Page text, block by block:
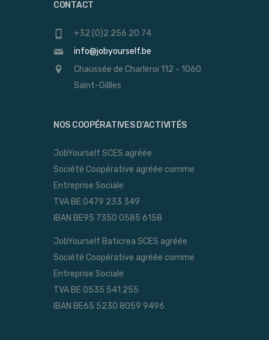
CONTACT
+32 (0)2 256 20 74
info@jobyourself.be
Chaussée de Charleroi 112 - 1060
Saint-Gillles
NOS COOPÉRATIVES D’ACTIVITÉS
JobYourself SCES agréée
Société Coopérative agréée comme
Entreprise Sociale
TVA BE 0479 233 349
IBAN BE95 7350 0585 6158
JobYourself Baticrea SCES agréée
Société Coopérative agréée comme
Entreprise Sociale
TVA BE 0535 541 255
IBAN BE65 5230 8059 9496